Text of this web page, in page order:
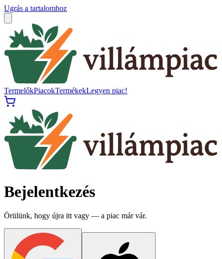
Ugrás a tartalomhoz
TermelőkPiacokTermékekLegyen piac!
Bejelentkezés
Örülünk, hogy újra itt vagy — a piac már vár.